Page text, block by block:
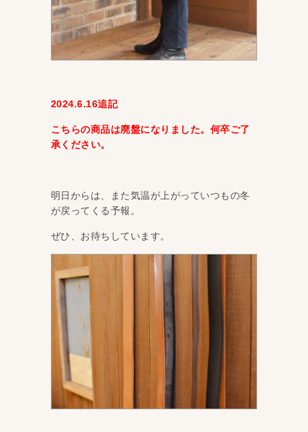
2024.6.16追記
こちらの商品は廃盤になりました。何卒ご了
承ください。
明日からは、また気温が上がっていつもの冬
が戻ってくる予報。
ぜひ、お待ちしています。